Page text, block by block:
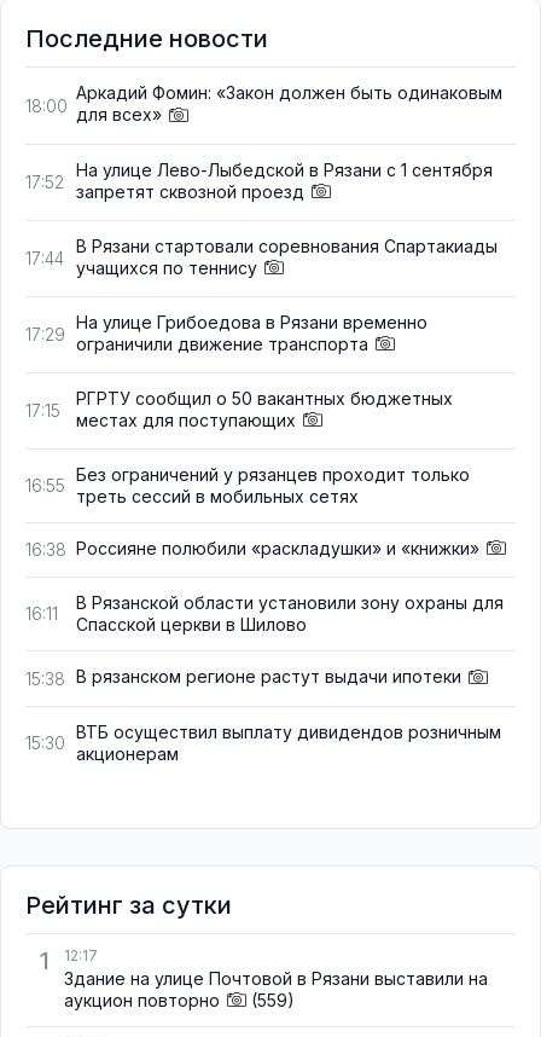
Последние новости
18:00
Аркадий Фомин: «Закон должен быть одинаковым
для всех»
17:52
На улице Лево-Лыбедской в Рязани с 1 сентября
запретят сквозной проезд
17:44
В Рязани стартовали соревнования Спартакиады
учащихся по теннису
17:29
На улице Грибоедова в Рязани временно
ограничили движение транспорта
17:15
РГРТУ сообщил о 50 вакантных бюджетных
местах для поступающих
16:55
Без ограничений у рязанцев проходит только
треть сессий в мобильных сетях
16:38 Россияне полюбили «раскладушки» и «книжки»
16:11
В Рязанской области установили зону охраны для
Спасской церкви в Шилово
15:38 В рязанском регионе растут выдачи ипотеки
15:30
ВТБ осуществил выплату дивидендов розничным
акционерам
Рейтинг за сутки
1
12:17
Здание на улице Почтовой в Рязани выставили на
аукцион повторно
(559)